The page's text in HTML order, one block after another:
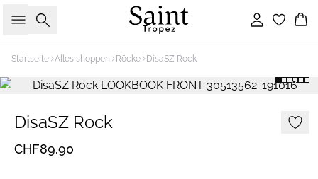
Suche Einloggen
Startseite Alles shoppen Röcke DisaSZ Rock
DisaSZ Rock
CHF89.90